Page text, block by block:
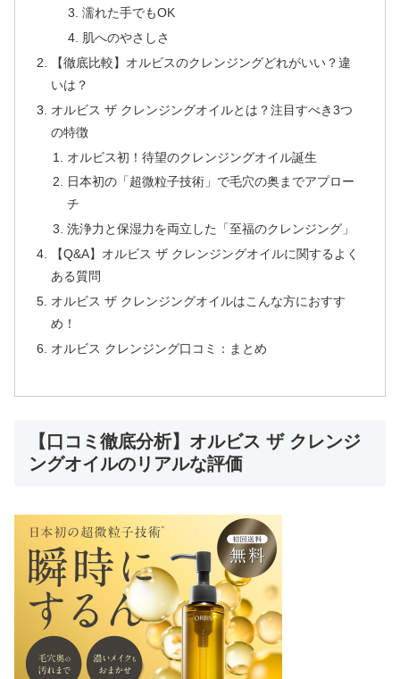
濡れた手でもOK
肌へのやさしさ
【徹底比較】オルビスのクレンジングどれがいい？違
いは？
オルビス ザ クレンジングオイルとは？注目すべき3つ
の特徴
オルビス初！待望のクレンジングオイル誕生
日本初の「超微粒子技術」で毛穴の奥までアプロー
チ
洗浄力と保湿力を両立した「至福のクレンジング」
【Q&A】オルビス ザ クレンジングオイルに関するよく
ある質問
オルビス ザ クレンジングオイルはこんな方におすす
め！
オルビス クレンジング口コミ：まとめ
【口コミ徹底分析】オルビス ザ クレンジ
ングオイルのリアルな評価